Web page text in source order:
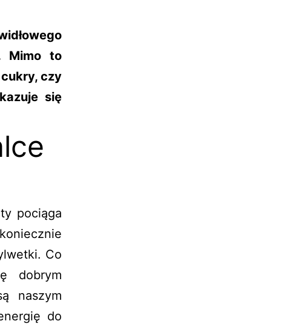
Mimo to
czy
się
pociąga
Co
dobrym
naszym
do